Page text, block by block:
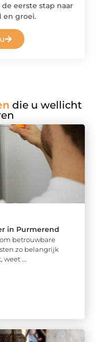
eerste stap naar
en groei.
die u wellicht
in Purmerend
betrouwbare
zo belangrijk
weet ...